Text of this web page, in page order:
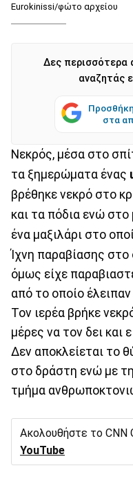
Eurokinissi/φώτο αρχείου
Δες περισσότερα
αναζητάς
στα
Νεκρός, μέσα στο
τα ξημερώματα ένας
βρέθηκε νεκρό στο
και τα πόδια ενώ στο
ένα μαξιλάρι στο
Ίχνη παραβίασης στο
όμως είχε
από το οποίο
Τον ιερέα βρήκε
μέρες να τον δει και
Δεν αποκλείεται το
στο δράστη ενώ με
τμήμα
Ακολουθήστε το CNN
YouTube